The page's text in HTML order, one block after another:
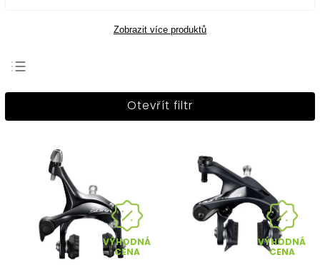
Zobrazit více produktů
Nejprodávanější
Abecedně
Otevřít filtr
VÝHODNÁ
CENA
VÝHODNÁ
CENA